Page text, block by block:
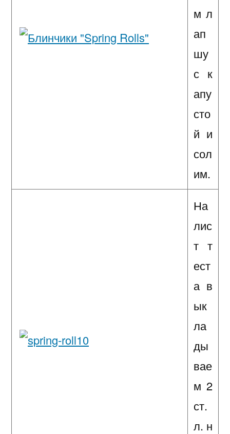
м л
ап
шу
с к
апу
сто
й и
сол
им.
На
лис
т т
ест
а в
ык
ла
ды
вае
м 2
ст.
л. н